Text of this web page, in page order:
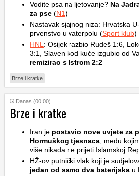
Vodite psa na ljetovanje? Na
za pse (N1)
Nastavak sjajnog niza: Hrvatska
prvenstvo u vaterpolu (Sport klub)
HNL : Osijek razbio Rudeš 1:6,
3:1, Slaven kod kuće izgubio od
remizirao s Istrom 2:2
Brze i kratke
Danas (00:00)
Brze i kratke
Iran je postavio nove uvjete za
Hormuškog tjesnaca , među
više nikada ne prijeti Islamskoj
HŽ-ov putnički vlak koji je
jedan od samo dva baterijska u